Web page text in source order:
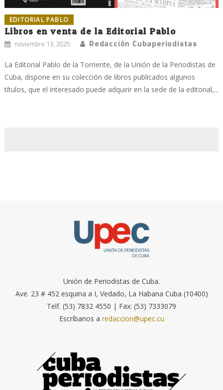
EDITORIAL PABLO
Libros en venta de la Editorial Pablo
noviembre 13, 2025 Redacción Cubaperiodistas
La Editorial Pablo de la Torriente, de la Unión de la Periodistas de
Cuba, dispone en su colección de libros publicados algunos
títulos, que el interesado puede adquirir en la sede de la editorial,...
Unión de Periodistas de Cuba.
Ave. 23 # 452 esquina a I, Vedado, La Habana Cuba (10400)
Telf. (53) 7832 4550 | Fax: (53) 7333079
Escríbanos a redaccion@upec.cu